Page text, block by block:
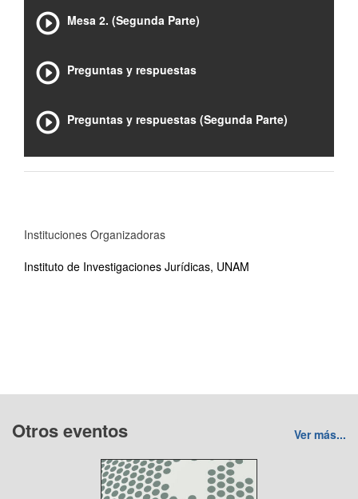
Mesa 2. (Segunda Parte)
Preguntas y respuestas
Preguntas y respuestas (Segunda Parte)
Instituciones Organizadoras
Instituto de Investigaciones Jurídicas, UNAM
Otros eventos Ver más...